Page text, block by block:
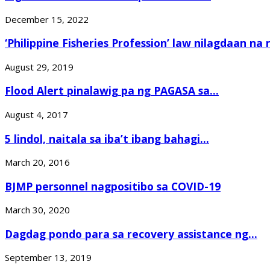
December 15, 2022
‘Philippine Fisheries Profession’ law nilagdaan na
August 29, 2019
Flood Alert pinalawig pa ng PAGASA sa...
August 4, 2017
5 lindol, naitala sa iba’t ibang bahagi...
March 20, 2016
BJMP personnel nagpositibo sa COVID-19
March 30, 2020
Dagdag pondo para sa recovery assistance ng...
September 13, 2019